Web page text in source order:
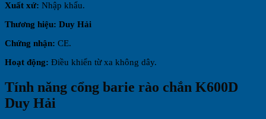
Xuất xứ: Nhập khẩu.
Thương hiệu: Duy Hải
Chứng nhận: CE.
Hoạt động: Điều khiển từ xa không dây.
Tính năng cổng barie rào chắn K600D
Duy Hải